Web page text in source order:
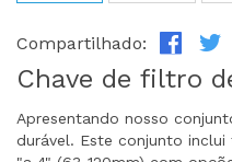
Compartilhado:
Chave de filtro
Apresentando nosso
durável. Este conjunto inclui